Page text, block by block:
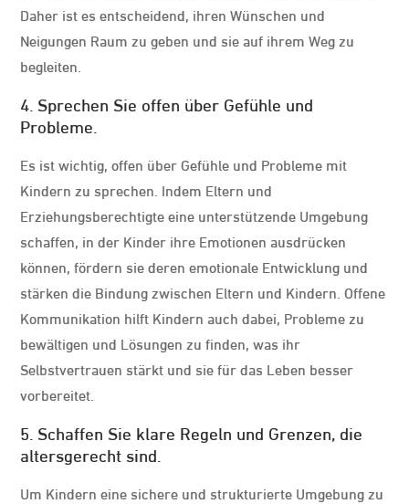
Daher ist es entscheidend, ihren Wünschen und
Neigungen Raum zu geben und sie auf ihrem Weg zu
begleiten.
4. Sprechen Sie offen über Gefühle und
Probleme.
Es ist wichtig, offen über Gefühle und Probleme mit
Kindern zu sprechen. Indem Eltern und
Erziehungsberechtigte eine unterstützende Umgebung
schaffen, in der Kinder ihre Emotionen ausdrücken
können, fördern sie deren emotionale Entwicklung und
stärken die Bindung zwischen Eltern und Kindern. Offene
Kommunikation hilft Kindern auch dabei, Probleme zu
bewältigen und Lösungen zu finden, was ihr
Selbstvertrauen stärkt und sie für das Leben besser
vorbereitet.
5. Schaffen Sie klare Regeln und Grenzen, die
altersgerecht sind.
Um Kindern eine sichere und strukturierte Umgebung zu